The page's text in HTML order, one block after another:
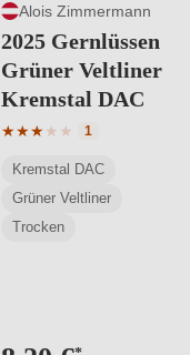
Alois Zimmermann
2025 Gernlüssen
Grüner Veltliner
Kremstal DAC
★★★★ ★
Durchschnittliche
1
Kremstal DAC
Grüner Veltliner
Trocken